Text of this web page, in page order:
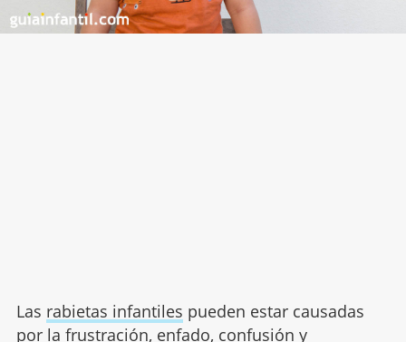
Las rabietas infantiles pueden estar causadas
por la frustración, enfado, confusión y